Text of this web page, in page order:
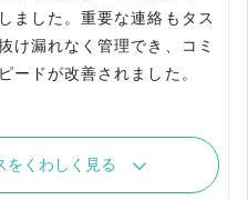
ました。重要な連絡もタス
け漏れなく管理でき、コミ
ードが改善されました。
をくわしく見る